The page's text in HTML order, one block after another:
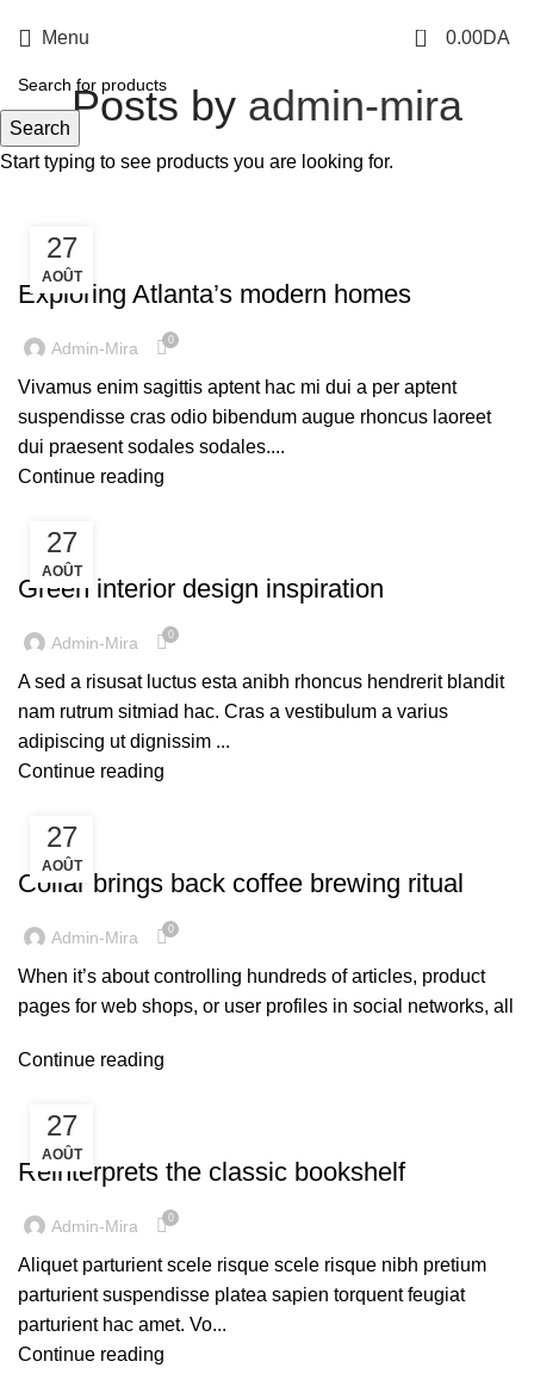
Menu 0 0.00DA
Posts by admin-mira
27
AOÛT
DECORATION
Exploring Atlanta’s modern homes
Admin-Mira 0
Vivamus enim sagittis aptent hac mi dui a per aptent
suspendisse cras odio bibendum augue rhoncus laoreet
dui praesent sodales sodales....
Continue reading
27
AOÛT
INSPIRATION
Green interior design inspiration
Admin-Mira 0
A sed a risusat luctus esta anibh rhoncus hendrerit blandit
nam rutrum sitmiad hac. Cras a vestibulum a varius
adipiscing ut dignissim ...
Continue reading
27
AOÛT
FURNITURE
Collar brings back coffee brewing ritual
Admin-Mira 0
When it’s about controlling hundreds of articles, product
pages for web shops, or user profiles in social networks, all
Continue reading
27
AOÛT
DESIGN TRENDS
Reinterprets the classic bookshelf
Admin-Mira 0
Aliquet parturient scele risque scele risque nibh pretium
parturient suspendisse platea sapien torquent feugiat
parturient hac amet. Vo...
Continue reading
Search
Start typing to see products you are looking for.